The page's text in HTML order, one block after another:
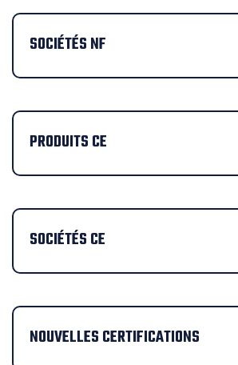
SOCIÉTÉS NF
PRODUITS CE
SOCIÉTÉS CE
NOUVELLES CERTIFICATIONS